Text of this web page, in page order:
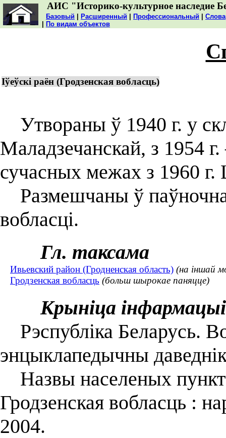
АИС "Историко-культурное наследие
Базовый Расширенный Профессиональный
По видам объектов
Іўеўскі раён (Гродзенская вобласць)
Утвораны ў 1940 г. у
Маладзечанскай, з 1954
сучасных межах з 1960 г.
Размешчаны ў
вобласці.
Гл. таксама
Ивьевский район (Гродненская область) (на іншай
Гродзенская вобласць (больш шырокае паняцце)
Крыніца інфармацыі
Рэспубліка Беларусь.
энцыклапедычны
Назвы населеных
Гродзенская вобласць :
2004.